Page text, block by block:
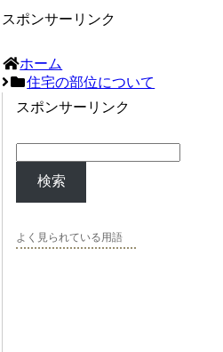
スポンサーリンク
ホーム
住宅の部位について
スポンサーリンク
検索
よく見られている用語